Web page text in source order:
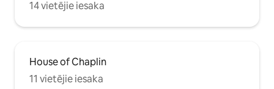
14 vietējie iesaka
House of Chaplin
11 vietējie iesaka